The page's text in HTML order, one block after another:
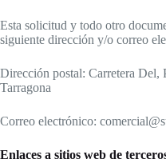
Esta solicitud y todo otro
siguiente dirección y/o correo
Dirección postal: Carretera
Tarragona
Correo electrónico:
Enlaces a sitios web de